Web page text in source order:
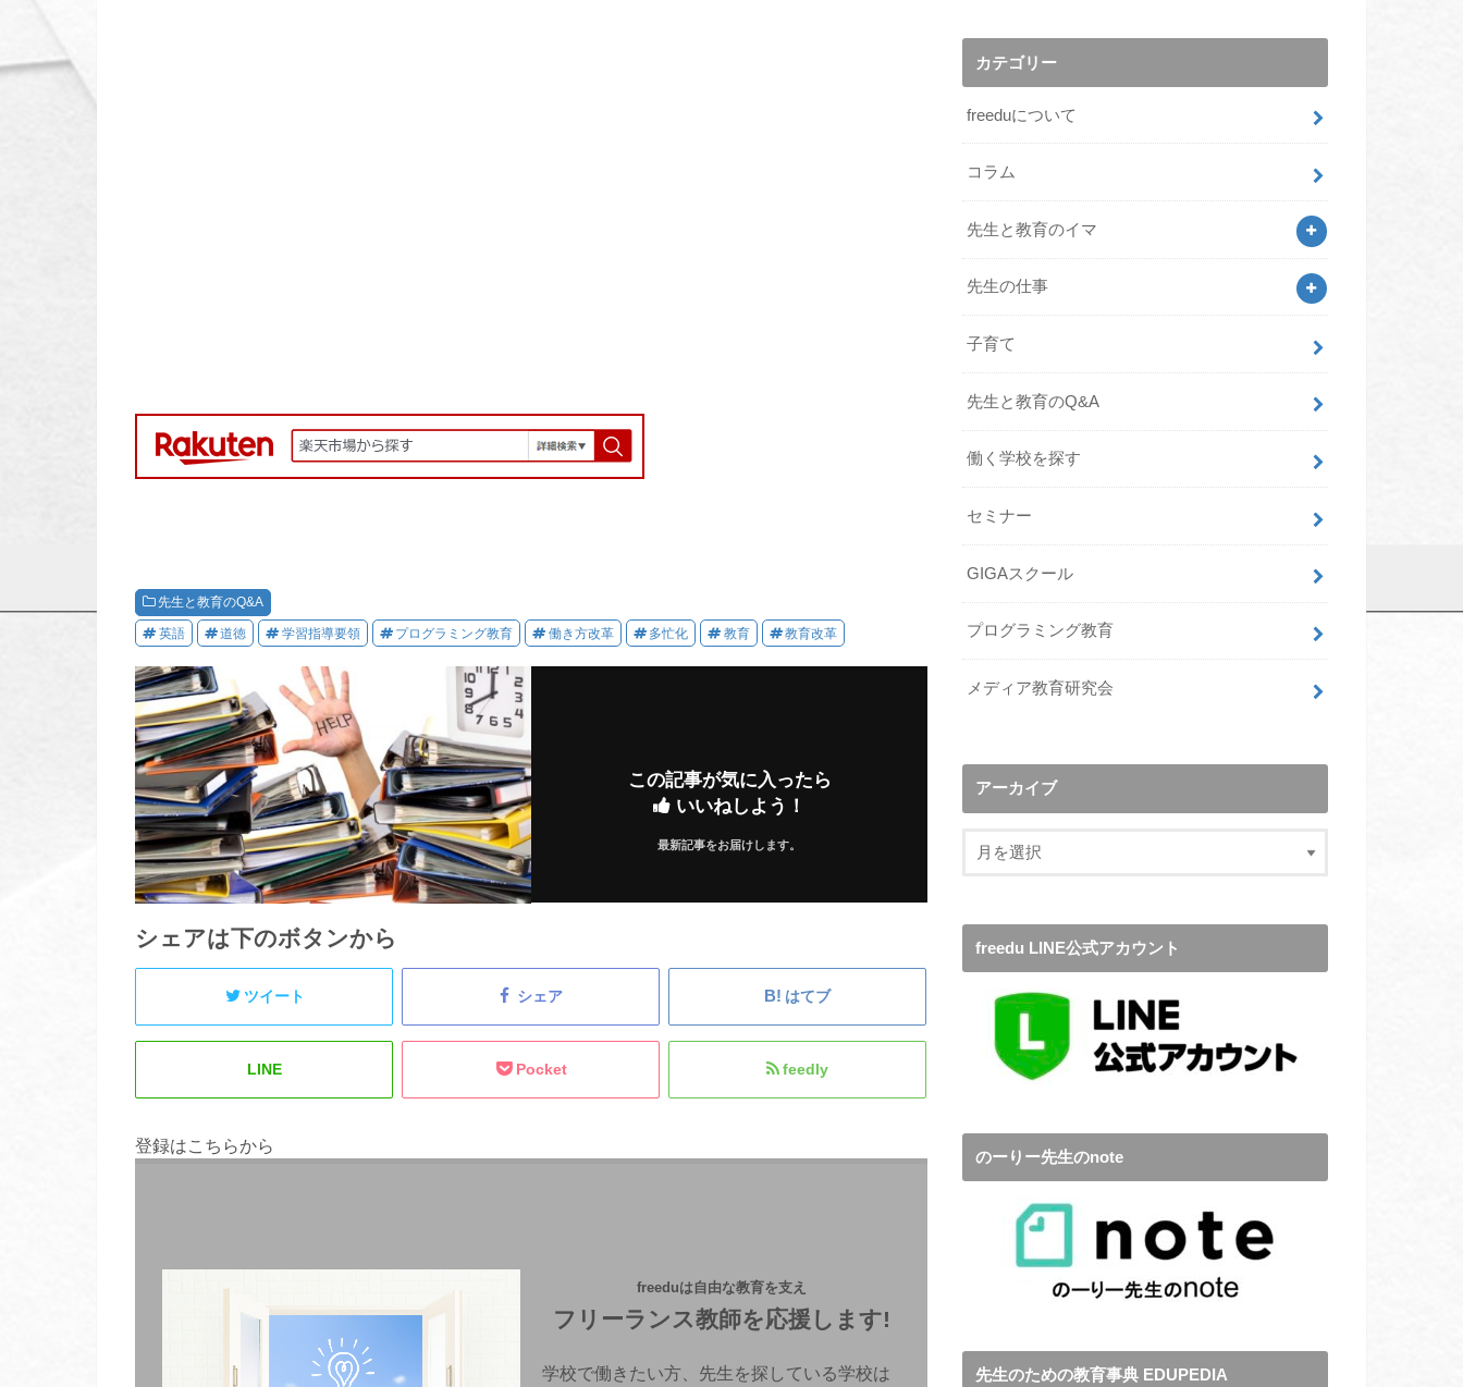
先生と教育のQ&A
英語 道徳 学習指導要領 プログラミング教育 働き方改革 多忙化 教育 教育改革
この記事が気に入ったら
いいねしよう！
最新記事をお届けします。
シェアは下のボタンから
ツイート シェア はてブ
LINE Pocket feedly
登録はこちらから
freeduは自由な教育を支え
フリーランス教師を応援します!
学校で働きたい方、先生を探している学校は
カテゴリー
freeduについて
コラム
先生と教育のイマ
先生の仕事
子育て
先生と教育のQ&A
働く学校を探す
セミナー
GIGAスクール
プログラミング教育
メディア教育研究会
アーカイブ
freedu LINE公式アカウント
のーりー先生のnote
先生のための教育事典 EDUPEDIA